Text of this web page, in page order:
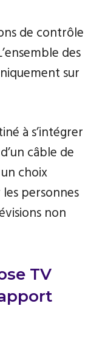
de contrôle
des
sur
à s’intégrer
câble de
choix
personnes
non
TV